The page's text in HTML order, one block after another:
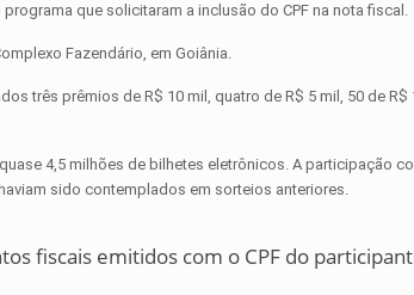
que solicitaram a inclusão do CPF na nota fiscal.
Fazendário, em Goiânia.
três prêmios de R$ 10 mil, quatro de R$ 5 mil, 50 de R$
4,5 milhões de bilhetes eletrônicos. A participação
sido contemplados em sorteios anteriores.
fiscais emitidos com o CPF do